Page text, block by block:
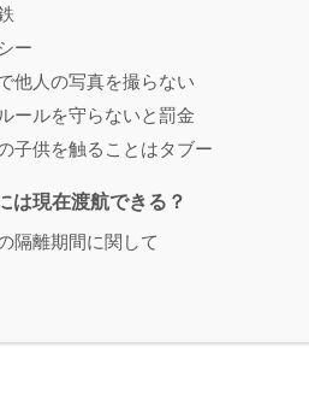
ー
他人の写真を撮らない
ールを守らないと罰金
子供を触ることはタブー
は現在渡航できる？
隔離期間に関して